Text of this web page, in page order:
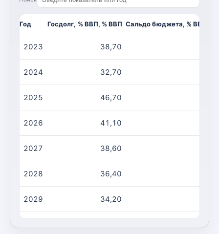
Год Госдолг, % ВВП, % ВВП Сальдо бюджета, % ВВП, %
2023 38,70
2024 32,70
2025 46,70
2026 41,10
2027 38,60
2028 36,40
2029 34,20